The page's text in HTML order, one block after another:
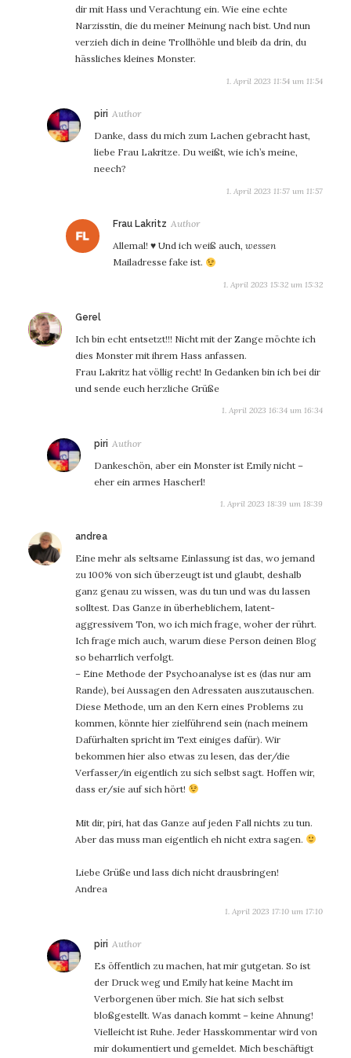
dir mit Hass und Verachtung ein. Wie eine echte
Narzisstin, die du meiner Meinung nach bist. Und nun
verzieh dich in deine Trollhöhle und bleib da drin, du
hässliches kleines Monster.
1. April 2023 11:54 um 11:54
piri sagt:
Danke, dass du mich zum Lachen gebracht hast,
liebe Frau Lakritze. Du weißt, wie ich’s meine,
neech?
1. April 2023 11:57 um 11:57
Frau Lakritz sagt:
Allemal! ♥️ Und ich weiß auch, wessen
Mailadresse fake ist.
1. April 2023 15:32 um 15:32
Gerel
Ich bin echt entsetzt!!! Nicht mit der Zange möchte ich
dies Monster mit ihrem Hass anfassen.
Frau Lakritz hat völlig recht! In Gedanken bin ich bei dir
und sende euch herzliche Grüße
1. April 2023 16:34 um 16:34
piri sagt:
Dankeschön, aber ein Monster ist Emily nicht –
eher ein armes Hascherl!
1. April 2023 18:39 um 18:39
andreasagt:
Eine mehr als seltsame Einlassung ist das, wo jemand
zu 100% von sich überzeugt ist und glaubt, deshalb
ganz genau zu wissen, was du tun und was du lassen
solltest. Das Ganze in überheblichem, latent-
aggressivem Ton, wo ich mich frage, woher der rührt.
Ich frage mich auch, warum diese Person deinen Blog
so beharrlich verfolgt.
– Eine Methode der Psychoanalyse ist es (das nur am
Rande), bei Aussagen den Adressaten auszutauschen.
Diese Methode, um an den Kern eines Problems zu
kommen, könnte hier zielführend sein (nach meinem
Dafürhalten spricht im Text einiges dafür). Wir
bekommen hier also etwas zu lesen, das der/die
Verfasser/in eigentlich zu sich selbst sagt. Hoffen wir,
dass er/sie auf sich hört!
Mit dir, piri, hat das Ganze auf jeden Fall nichts zu tun.
Aber das muss man eigentlich eh nicht extra sagen.
Liebe Grüße und lass dich nicht drausbringen!
Andrea
1. April 2023 17:10 um 17:10
piri sagt:
Es öffentlich zu machen, hat mir gutgetan. So ist
der Druck weg und Emily hat keine Macht im
Verborgenen über mich. Sie hat sich selbst
bloßgestellt. Was danach kommt – keine Ahnung!
Vielleicht ist Ruhe. Jeder Hasskommentar wird von
mir dokumentiert und gemeldet. Mich beschäftigt